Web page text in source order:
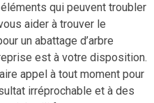
qui peuvent troubler
aider à trouver le
un abattage d’arbre
est à votre disposition.
appel à tout moment pour
irréprochable et à des